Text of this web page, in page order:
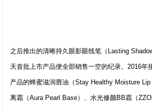
之后推出的清晰持久眼影眼线笔（Lasting
天首批上市产品便全部销售一空的纪录。2016年
产品的蜂蜜滋润唇油（Stay Healthy Moisture
离霜（Aura Pearl Base）、水光修颜BB霜（